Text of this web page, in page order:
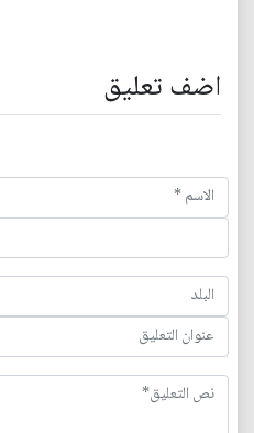
اضف تعليق